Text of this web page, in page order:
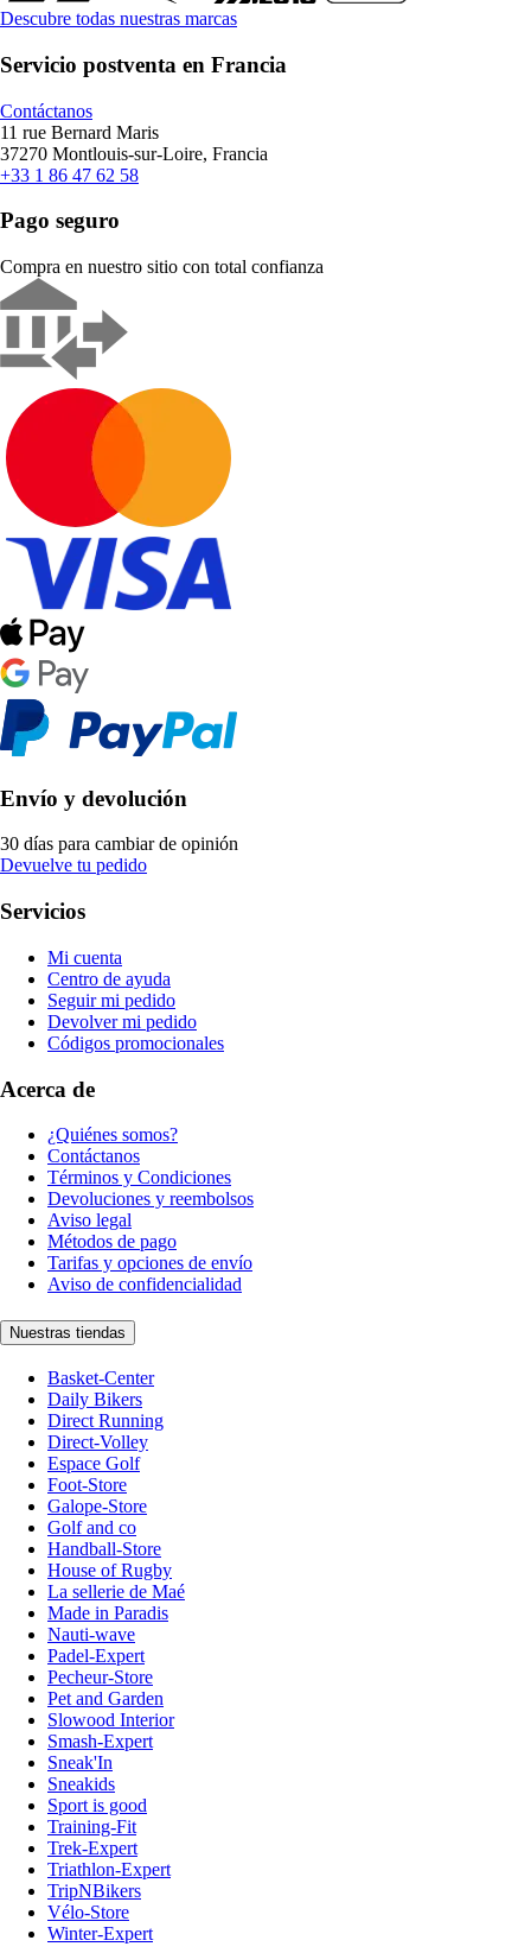
Descubre todas nuestras marcas
Servicio postventa en Francia
Contáctanos
11 rue Bernard Maris
37270 Montlouis-sur-Loire, Francia
+33 1 86 47 62 58
Pago seguro
Compra en nuestro sitio con total confianza
Envío y devolución
30 días para cambiar de opinión
Devuelve tu pedido
Servicios
Mi cuenta
Centro de ayuda
Seguir mi pedido
Devolver mi pedido
Códigos promocionales
Acerca de
¿Quiénes somos?
Contáctanos
Términos y Condiciones
Devoluciones y reembolsos
Aviso legal
Métodos de pago
Tarifas y opciones de envío
Aviso de confidencialidad
Nuestras tiendas
Basket-Center
Daily Bikers
Direct Running
Direct-Volley
Espace Golf
Foot-Store
Galope-Store
Golf and co
Handball-Store
House of Rugby
La sellerie de Maé
Made in Paradis
Nauti-wave
Padel-Expert
Pecheur-Store
Pet and Garden
Slowood Interior
Smash-Expert
Sneak'In
Sneakids
Sport is good
Training-Fit
Trek-Expert
Triathlon-Expert
TripNBikers
Vélo-Store
Winter-Expert